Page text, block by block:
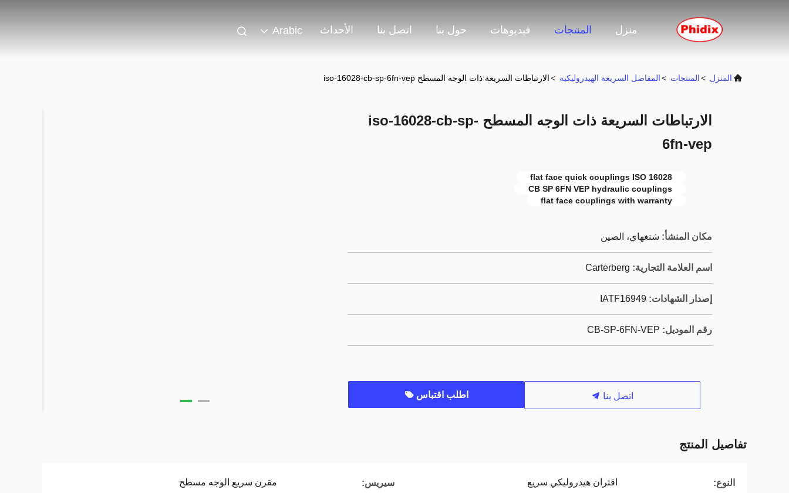
منزل المنتجات فيديوهات حول بنا اتصل بنا الأحداث Arabic
المنزل >المنتجات >المفاصل السريعة الهيدروليكية >الارتباطات السريعة ذات الوجه المسطح iso-16028-cb-sp-6fn-vep
الارتباطات السريعة ذات الوجه المسطح iso-16028-cb-sp-
6fn-vep
flat face quick couplings ISO 16028
CB SP 6FN VEP hydraulic couplings
flat face couplings with warranty
مكان المنشأ: شنغهاي، الصين
اسم العلامة التجارية: Carterberg
إصدار الشهادات: IATF16949
رقم الموديل: CB-SP-6FN-VEP
اتصل بنا اطلب اقتباس
تفاصيل المنتج
النوع: اقتران هيدروليكي سريع سيريس: مقرن سريع الوجه مسطح